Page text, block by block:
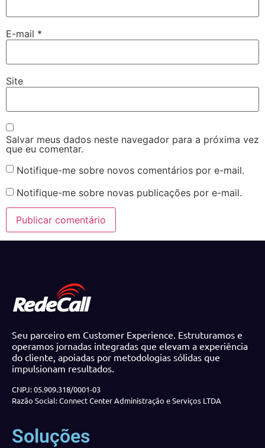
E-mail *
Site
Salvar meus dados neste navegador para a próxima vez
que eu comentar.
Notifique-me sobre novos comentários por e-mail.
Notifique-me sobre novas publicações por e-mail.
Seu parceiro em Customer Experience. Estruturamos e
operamos jornadas integradas que elevam a experiência
do cliente, apoiadas por metodologias sólidas que
impulsionam resultados.
CNPJ: 05.909.318/0001-03
Razão Social: Connect Center Administração e Serviços LTDA
Soluções